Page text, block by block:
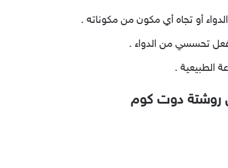
أو تجاه أي مكون من مكوناته .
تحسسي من الدواء .
الطبيعية .
روشتة دوت كوم